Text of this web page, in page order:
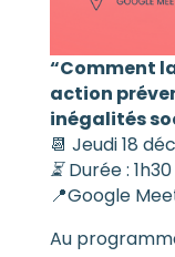
“Comment
action
inégalités
📆 Jeudi 18
⏳Durée : 1h30
📍Google
Au